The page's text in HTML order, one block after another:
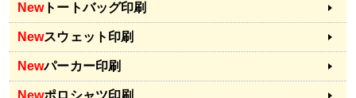
Newトートバッグ印刷
Newスウェット印刷
Newパーカー印刷